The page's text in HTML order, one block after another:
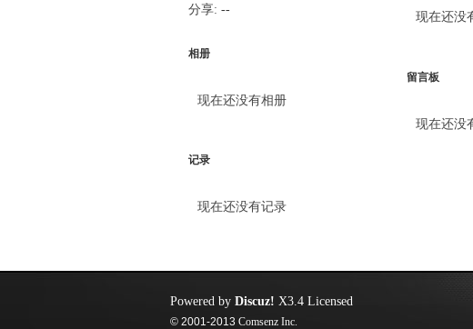
分享: --
相册
现在还没有相册
记录
现在还没有记录
现在还没
留言板
现在还没
Powered by Discuz! X3.4 Licensed
© 2001-2013 Comsenz Inc.